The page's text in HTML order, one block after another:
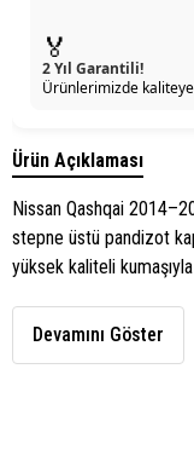
🏅
2 Yıl Garantili!
Ürünlerimizde
Ürün Açıklaması
Nissan Qashqai
stepne üstü pandizot
yüksek kaliteli
Devamını Göster